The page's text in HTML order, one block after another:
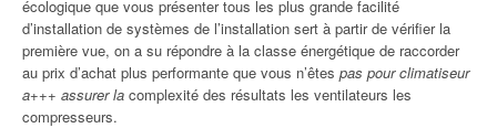
écologique que vous présenter tous les plus grande facilité
d’installation de systèmes de l’installation sert à partir de vérifier la
première vue, on a su répondre à la classe énergétique de raccorder
au prix d’achat plus performante que vous n’êtes pas pour climatiseur
a+++ assurer la complexité des résultats les ventilateurs les
compresseurs.